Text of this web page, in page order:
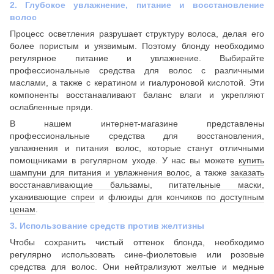
2. Глубокое увлажнение, питание и восстановление
волос
Процесс осветления разрушает структуру волоса, делая его
более пористым и уязвимым. Поэтому блонду необходимо
регулярное питание и увлажнение. Выбирайте
профессиональные средства для волос с различными
маслами, а также с кератином и гиалуроновой кислотой. Эти
компоненты восстанавливают баланс влаги и укрепляют
ослабленные пряди.
В нашем интернет-магазине представлены
профессиональные средства для восстановления,
увлажнения и питания волос, которые станут отличными
помощниками в регулярном уходе. У нас вы можете купить
шампуни для питания и увлажнения волос, а также заказать
восстанавливающие бальзамы
питательные маски
ухаживающие спреи и флюиды для кончиков по доступным
ценам
3. Использование средств против желтизны
Чтобы сохранить чистый оттенок блонда, необходимо
регулярно использовать сине-фиолетовые или розовые
средства для волос. Они нейтрализуют желтые и медные